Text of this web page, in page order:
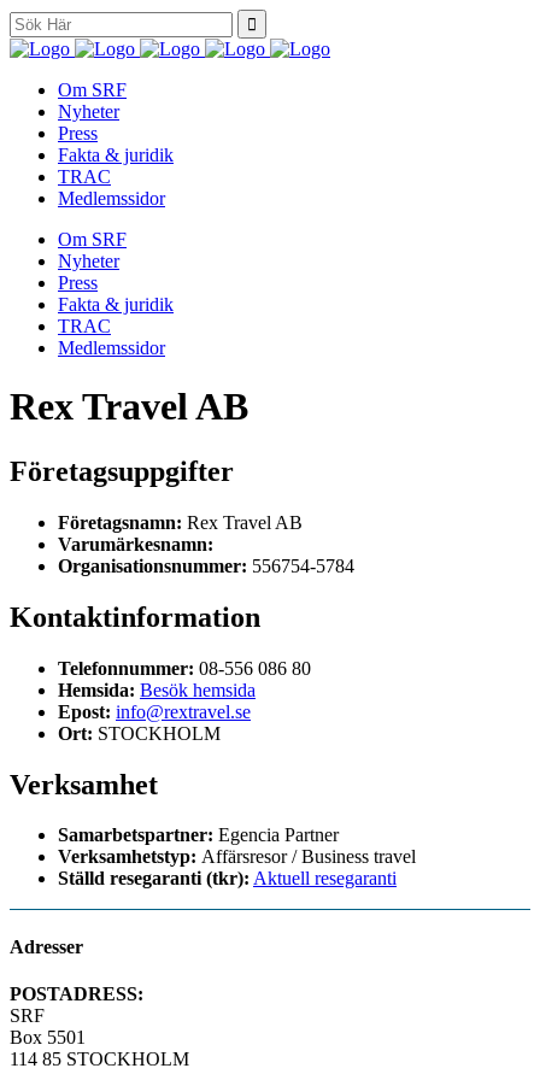
Search
for:
Om SRF
Nyheter
Press
Fakta & juridik
TRAC
Medlemssidor
Om SRF
Nyheter
Press
Fakta & juridik
TRAC
Medlemssidor
Rex Travel AB
Företagsuppgifter
Företagsnamn: Rex Travel AB
Varumärkesnamn:
Organisationsnummer: 556754-5784
Kontaktinformation
Telefonnummer: 08-556 086 80
Hemsida: Besök hemsida
Epost: info@rextravel.se
Ort: STOCKHOLM
Verksamhet
Samarbetspartner: Egencia Partner
Verksamhetstyp: Affärsresor / Business travel
Ställd resegaranti (tkr): Aktuell resegaranti
Adresser
POSTADRESS:
SRF
Box 5501
114 85 STOCKHOLM